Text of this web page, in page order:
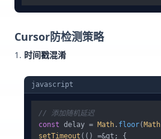
Cursor防检测策略
时间戳混淆
javascript
// 添加随机延迟
const delay = Math . floor( Math
setTimeout (() =&gt; {